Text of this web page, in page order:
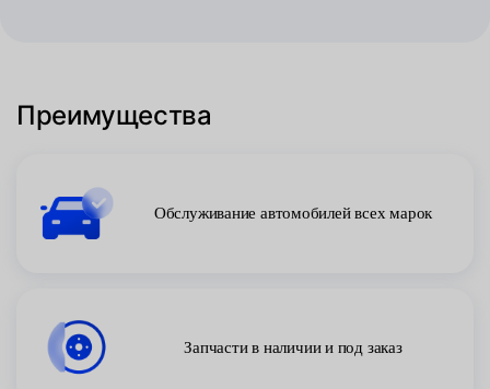
Преимущества
Обслуживание автомобилей всех марок
Запчасти в наличии и под заказ